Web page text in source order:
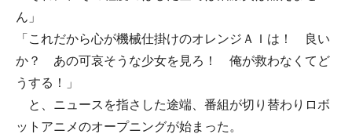
ん」
「これだから心が機械仕掛けのオレンジＡＩは！ 良い
か？ あの可哀そうな少女を見ろ！ 俺が救わなくてど
うする！」
と、ニュースを指さした途端、番組が切り替わりロボ
ットアニメのオープニングが始まった。